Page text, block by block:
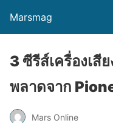
Marsmag
3 ซีรีส์เครื่องเสี
พลาดจาก
Mars Online